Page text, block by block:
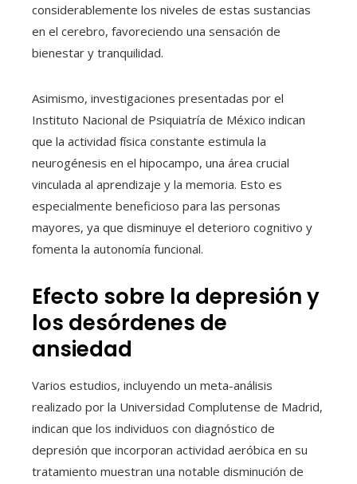
considerablemente los niveles de estas sustancias
en el cerebro, favoreciendo una sensación de
bienestar y tranquilidad.
Asimismo, investigaciones presentadas por el
Instituto Nacional de Psiquiatría de México indican
que la actividad física constante estimula la
neurogénesis en el hipocampo, una área crucial
vinculada al aprendizaje y la memoria. Esto es
especialmente beneficioso para las personas
mayores, ya que disminuye el deterioro cognitivo y
fomenta la autonomía funcional.
Efecto sobre la depresión y
los desórdenes de
ansiedad
Varios estudios, incluyendo un meta-análisis
realizado por la Universidad Complutense de Madrid,
indican que los individuos con diagnóstico de
depresión que incorporan actividad aeróbica en su
tratamiento muestran una notable disminución de